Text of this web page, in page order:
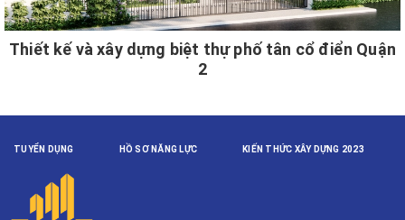
Thiết kế và xây dựng biệt thự phố tân cổ điển Quận
2
TUYỂN DỤNG HỒ SƠ NĂNG LỰC KIẾN THỨC XÂY DỰNG 2023